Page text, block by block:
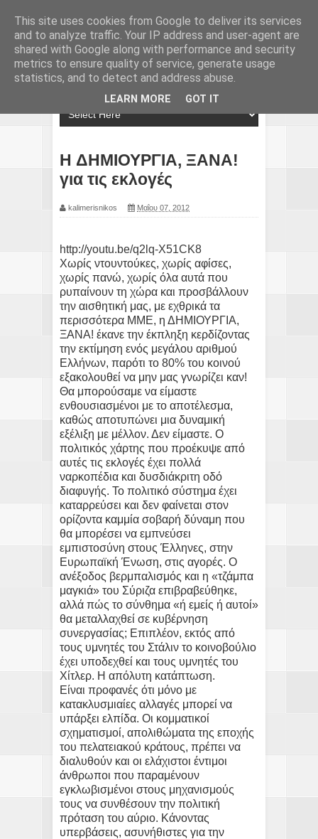
H ΔΗΜΙΟΥΡΓΙΑ, ΞΑΝΑ!
για τις εκλογές
kalimerisnikos Μαΐου 07, 2012
http://youtu.be/q2lq-X51CK8
Χωρίς ντουντούκες, χωρίς αφίσες,
χωρίς πανώ, χωρίς όλα αυτά που
ρυπαίνουν τη χώρα και προσβάλλουν
την αισθητική μας, με εχθρικά τα
περισσότερα ΜΜΕ, η ΔΗΜΙΟΥΡΓΙΑ,
ΞΑΝΑ! έκανε την έκπληξη κερδίζοντας
την εκτίμηση ενός μεγάλου αριθμού
Ελλήνων, παρότι το 80% του κοινού
εξακολουθεί να μην μας γνωρίζει καν!
Θα μπορούσαμε να είμαστε
ενθουσιασμένοι με το αποτέλεσμα,
καθώς αποτυπώνει μια δυναμική
εξέλιξη με μέλλον. Δεν είμαστε. Ο
πολιτικός χάρτης που προέκυψε από
αυτές τις εκλογές έχει πολλά
ναρκοπέδια και δυσδιάκριτη οδό
διαφυγής. Το πολιτικό σύστημα έχει
καταρρεύσει και δεν φαίνεται στον
ορίζοντα καμμία σοβαρή δύναμη που
θα μπορέσει να εμπνεύσει
εμπιστοσύνη στους Έλληνες, στην
Ευρωπαϊκή Ένωση, στις αγορές. Ο
ανέξοδος βερμπαλισμός και η «τζάμπα
μαγκιά» του Σύριζα επιβραβεύθηκε,
αλλά πώς το σύνθημα «ή εμείς ή αυτοί»
θα μεταλλαχθεί σε κυβέρνηση
συνεργασίας; Επιπλέον, εκτός από
τους υμνητές του Στάλιν το κοινοβούλιο
έχει υποδεχθεί και τους υμνητές του
Χίτλερ. Η απόλυτη κατάπτωση.
Είναι προφανές ότι μόνο με
κατακλυσμιαίες αλλαγές μπορεί να
υπάρξει ελπίδα. Οι κομματικοί
σχηματισμοί, απολιθώματα της εποχής
του πελατειακού κράτους, πρέπει να
διαλυθούν και οι ελάχιστοι έντιμοι
άνθρωποι που παραμένουν
εγκλωβισμένοι στους μηχανισμούς
τους να συνθέσουν την πολιτική
πρόταση του αύριο. Κάνοντας
υπερβάσεις, ασυνήθιστες για την
This site uses cookies from Google to deliver its services
and to analyze traffic. Your IP address and user-agent are
shared with Google along with performance and security
metrics to ensure quality of service, generate usage
statistics, and to detect and address abuse.
LEARN MORE GOT IT